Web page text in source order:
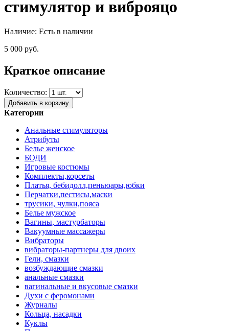
стимулятор и виброяцо
Наличие: Есть в наличии
5 000 руб.
Краткое описание
Количество:
Добавить в корзину
Категории
Анальные стимуляторы
Атрибуты
Белье женское
БОДИ
Игровые костюмы
Комплекты,корсеты
Платья, бебидолл,пеньюары,юбки
Перчатки,пестисы,маски
трусики, чулки,пояса
Белье мужское
Вагины, мастурбаторы
Вакуумные массажеры
Вибраторы
вибраторы-партнеры для двоих
Гели, смазки
возбуждающие смазки
анальные смазки
вагинальные и вкусовые смазки
Духи с феромонами
Журналы
Кольца, насадки
Куклы